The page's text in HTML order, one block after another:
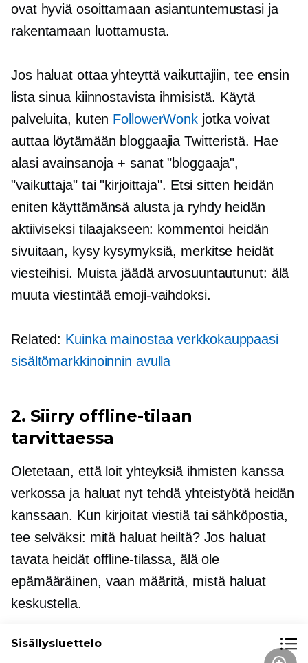
ovat hyviä osoittamaan asiantuntemustasi ja
rakentamaan luottamusta.
Jos haluat ottaa yhteyttä vaikuttajiin, tee ensin
lista sinua kiinnostavista ihmisistä. Käytä
palveluita, kuten FollowerWonk jotka voivat
auttaa löytämään bloggaajia Twitteristä. Hae
alasi avainsanoja + sanat "bloggaaja",
"vaikuttaja" tai "kirjoittaja". Etsi sitten heidän
eniten käyttämänsä alusta ja ryhdy heidän
aktiiviseksi tilaajakseen: kommentoi heidän
sivuitaan, kysy kysymyksiä, merkitse heidät
viesteihisi. Muista jäädäarvosuuntautunut: älä
muuta viestintää emoji-vaihdoksi.
Related: Kuinka mainostaa verkkokauppaasi
sisältömarkkinoinnin avulla
2. Siirry offline-tilaan
tarvittaessa
Oletetaan, että loit yhteyksiä ihmisten kanssa
verkossa ja haluat nyt tehdä yhteistyötä heidän
kanssaan. Kun kirjoitat viestiä tai sähköpostia,
tee selväksi: mitä haluat heiltä? Jos haluat
tavata heidät offline-tilassa, älä ole
epämääräinen, vaan määritä, mistä haluat
keskustella.
Sisällysluettelo